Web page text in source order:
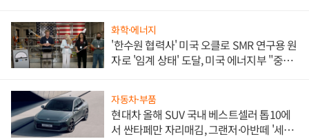
화학·에너지
'한수원 협력사' 미국 오클로 SMR 연구용 원
자로 '임계 상태' 도달, 미국 에너지부 "중요
자동차·부품
현대차 올해 SUV 국내 베스트셀러 톱10에
서 싼타페만 자리매김, 그랜저·아반떼 '세단